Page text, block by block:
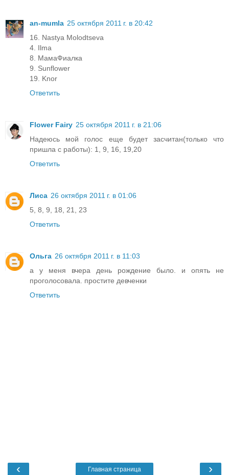
an-mumla 25 октября 2011 г. в 20:42
16. Nastya Molodtseva
4. Ilma
8. МамаФиалка
9. Sunflower
19. Knor
Ответить
Flower Fairy 25 октября 2011 г. в 21:06
Надеюсь мой голос еще будет засчитан(только что
пришла с работы): 1, 9, 16, 19,20
Ответить
Лиса 26 октября 2011 г. в 01:06
5, 8, 9, 18, 21, 23
Ответить
Ольга 26 октября 2011 г. в 11:03
а у меня вчера день рождение было. и опять не
проголосовала. простите девченки
Ответить
‹ ›
Главная страница